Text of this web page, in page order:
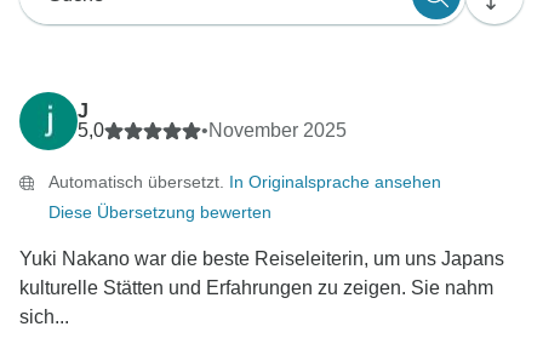
J
5,0
•November 2025
Automatisch übersetzt. In Originalsprache ansehen
Diese Übersetzung bewerten
Yuki Nakano war die beste Reiseleiterin, um uns Japans
kulturelle Stätten und Erfahrungen zu zeigen. Sie nahm
sich...